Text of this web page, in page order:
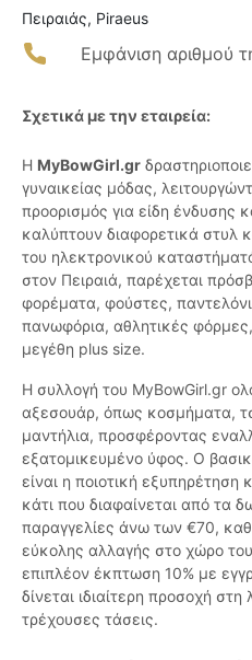
Πειραιάς, Piraeus
Εμφάνιση αριθμού
Σχετικά με την εταιρεία:
Η MyBowGirl.gr
γυναικείας μόδας,
προορισμός για είδη ένδυσης
καλύπτουν διαφορετικά στυλ
του ηλεκτρονικού
στον Πειραιά, παρέχεται
φορέματα, φούστες,
πανωφόρια, αθλητικές
μεγέθη plus size.
Η συλλογή του MyBowGirl.gr
αξεσουάρ, όπως κοσμήματα,
μαντήλια, προσφέροντας
εξατομικευμένο ύφος. Ο
είναι η ποιοτική εξυπηρέτηση
κάτι που διαφαίνεται από τα
παραγγελίες άνω των €70,
εύκολης αλλαγής στο χώρο
επιπλέον έκπτωση 10% με
δίνεται ιδιαίτερη προσοχή στη
τρέχουσες τάσεις.